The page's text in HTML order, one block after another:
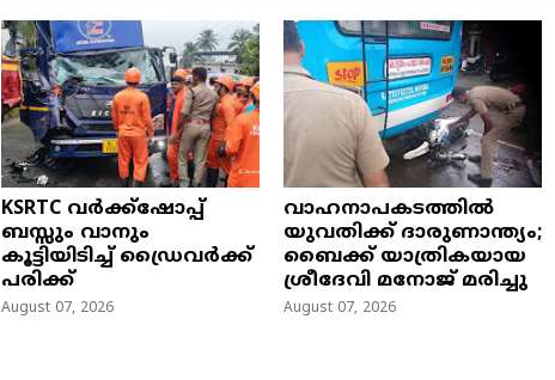
KSRTC വർക്ക്ഷോപ്പ്
ബസ്സും വാനും
കൂട്ടിയിടിച്ച് ഡ്രൈവർക്ക്
പരിക്ക്
August 07, 2026
വാഹനാപകടത്തിൽ
യുവതിക്ക് ദാരുണാന്ത്യം;
ബൈക്ക് യാത്രികയായ
ശ്രീദേവി മനോജ് മരിച്ചു
August 07, 2026